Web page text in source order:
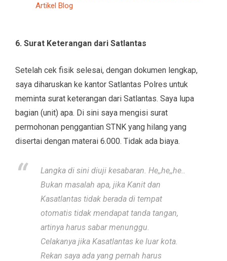
Artikel Blog
6. Surat Keterangan dari Satlantas
Setelah cek fisik selesai, dengan dokumen lengkap,
saya diharuskan ke kantor Satlantas Polres untuk
meminta surat keterangan dari Satlantas. Saya lupa
bagian (unit) apa. Di sini saya mengisi surat
permohonan penggantian STNK yang hilang yang
disertai dengan materai 6.000. Tidak ada biaya.
Langka di sini diuji kesabaran. He,,he,,he..
Bukan masalah apa, jika Kanit dan
Kasatlantas tidak berada di tempat
otomatis tidak mendapat tanda tangan,
artinya harus sabar menunggu.
Celakanya jika Kasatlantas ke luar kota.
Rekan saya ada yang pernah harus